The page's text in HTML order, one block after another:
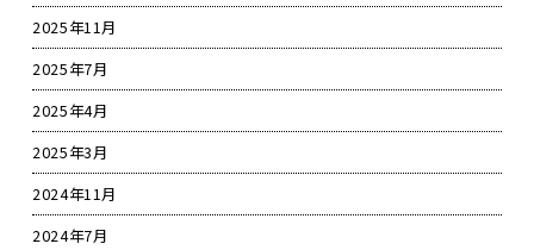
2025年11月
2025年7月
2025年4月
2025年3月
2024年11月
2024年7月